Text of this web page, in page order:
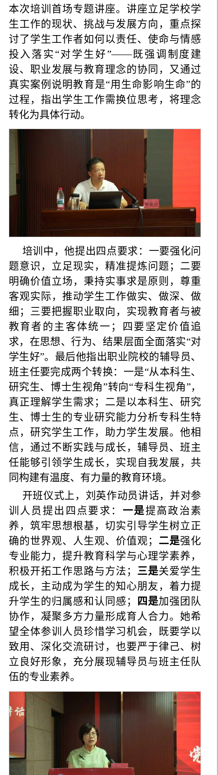
本次培训首场专题讲座。讲座立足学校学
生工作的现状、挑战与发展方向，重点探
讨了学生工作者如何以责任、使命与情感
投入落实“对学生好”——既强调制度建
设、职业发展与教育理念的协同，又通过
真实案例说明教育是“用生命影响生命”的
过程，指出学生工作需换位思考，将理念
转化为具体行动。
培训中，他提出四点要求：一要强化问
题意识，立足现实，精准提炼问题；二要
明确价值立场，秉持实事求是原则，尊重
客观实际，推动学生工作做实、做深、做
细；三要把握职业取向，实现教育者与被
教育者的主客体统一；四要坚定价值追
求，在思想、行为、结果层面全面落实“对
学生好”。最后他指出职业院校的辅导员、
班主任要完成两个转换：一是“从本科生、
研究生、博士生视角”转向“专科生视角”，
真正理解学生需求；二是以本科生、研究
生、博士生的专业研究能力分析专科生特
点，研究学生工作，助力学生发展。他相
信，通过不断实践与成长，辅导员、班主
任能够引领学生成长，实现自我发展，共
同构建有温度、有力量的教育环境。
开班仪式上，刘英作动员讲话，并对参
训人员提出四点要求： 一是提高政治素
养，筑牢思想根基，切实引导学生树立正
确的世界观、人生观、价值观； 二是强化
专业能力，提升教育科学与心理学素养，
积极开拓工作思路与方法； 三是关爱学生
成长，主动成为学生的知心朋友，着力提
升学生的归属感和认同感；
四是加强团队
协作，凝聚多方力量形成育人合力。她希
望全体参训人员珍惜学习机会，既要学以
致用、深化交流研讨，也要严于律己、树
立良好形象，充分展现辅导员与班主任队
伍的专业素养。